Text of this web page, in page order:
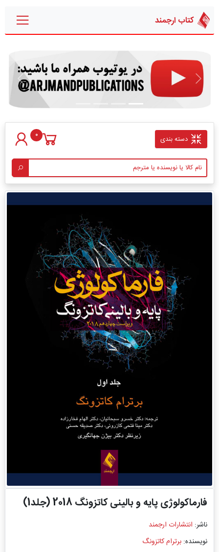
کتاب ارجمند
قبلی بعدی
دسته بندی 0
فارماکولوژی پایه و بالینی کاتزونگ 2018 (جلد1)
ناشر: انتشارات ارجمند
نویسنده: برترام کاتزونگ